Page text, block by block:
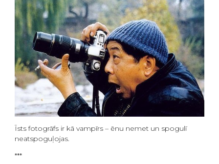
Īsts fotogrāfs ir kā vampīrs – ēnu nemet un spogulī
neatspoguļojas.
***